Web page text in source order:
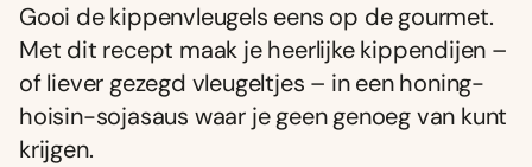
Gooi de kippenvleugels eens op de gourmet.
Met dit recept maak je heerlijke kippendijen –
of liever gezegd vleugeltjes – in een honing-
hoisin-sojasaus waar je geen genoeg van kunt
krijgen.